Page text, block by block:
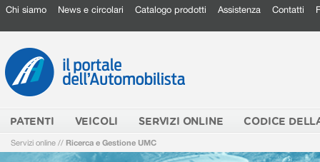
Chi siamo News e circolari Catalogo prodotti Assistenza Contatti
PATENTI VEICOLI SERVIZI ONLINE CODICE
Servizi online // Ricerca e Gestione UMC